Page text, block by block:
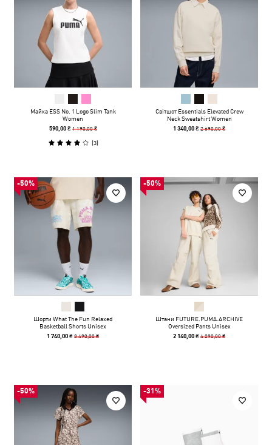
Майка ESS No. 1 Logo Slim Tank
Women
590,00 ₴ 1 190,00 ₴
(3)
Світшот Essentials Elevated Crew
Neck Sweatshirt Women
1 340,00 ₴2 690,00 ₴
-50%
Шорти What The Fun Relaxed
Basketball Shorts Unisex
1 740,00 ₴3 490,00 ₴
-50%
Штани FUTURE.PUMA.ARCHIVE
Oversized Pants Unisex
2 140,00 ₴4 290,00 ₴
-50% -31%